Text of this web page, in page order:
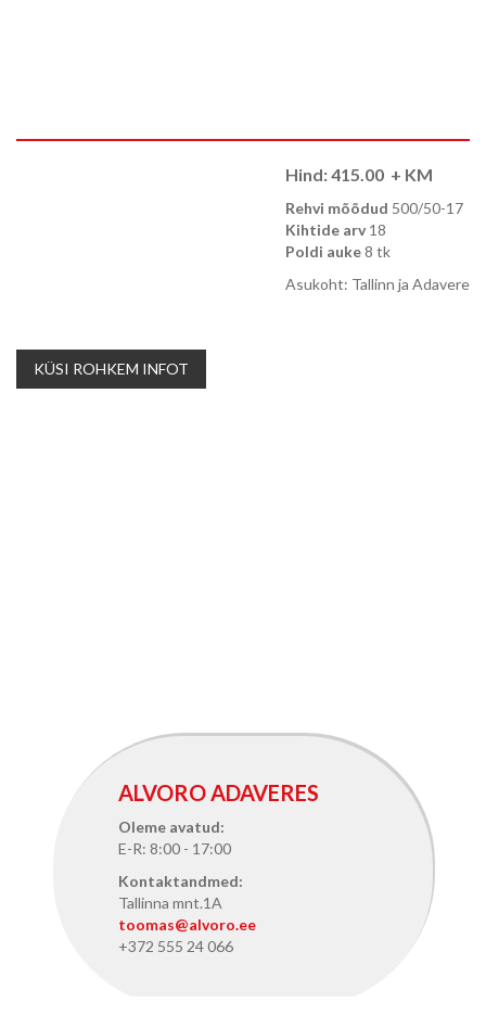
Hind:415.00 + KM
Rehvi mõõdud 500/50-17
Kihtide arv18
Poldi auke8 tk
Asukoht: Tallinn ja Adavere
KÜSI ROHKEM INFOT
ALVORO ADAVERES
Oleme avatud:
E-R: 8:00 - 17:00
Kontaktandmed:
Tallinna mnt.1A
toomas@alvoro.ee
+372 555 24 066